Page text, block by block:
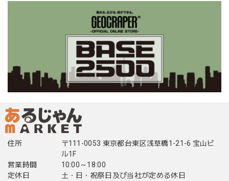
住所
〒111-0053 東京都台東区浅草橋1-21-6 宝山ビ
ル1F
営業時間
10:00～18:00
定休日
土・日・祝祭日及び当社が定める休日